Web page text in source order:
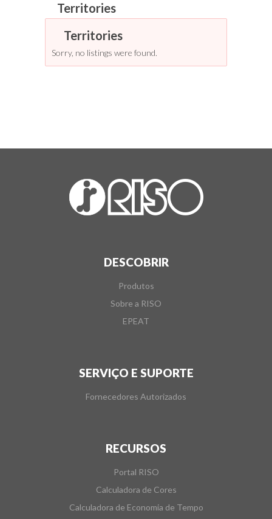
Sorry, no listings were found.
DESCOBRIR
Produtos
Sobre a RISO
EPEAT
SERVIÇO E SUPORTE
Fornecedores Autorizados
RECURSOS
Portal RISO
Calculadora de Cores
Calculadora de Economia de Tempo